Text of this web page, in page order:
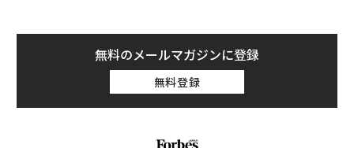
無料のメールマガジンに登録
無料登録